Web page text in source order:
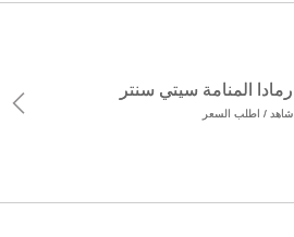
رمادا المنامة سيتي سنتر
شاهد / اطلب السعر